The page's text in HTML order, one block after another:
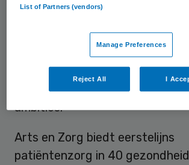
op één centraal HIS”, zegt
directeur Amon van den Borg
Zorg. “Uit onderzoek blijkt dat
ASP het beste past bij onze
ambities.”
Arts en Zorg biedt eerstelijns
patiëntenzorg in 40
List of Partners (vendors)
Manage Preferences
Reject All I